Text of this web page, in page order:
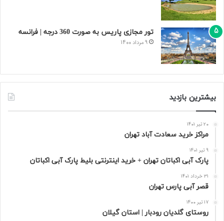
تور مجازی پاریس به صورت 360 درجه | فرانسه
9 مرداد 1400
بیشترین بازدید
20 تیر 1401
مراکز خرید سعادت‌ آباد تهران
9 تیر 1401
پارک آبی اکباتان تهران + خرید اینترنتی بلیط پارک آبی اکباتان
31 خرداد 1401
قصر آبی پارس تهران
17 تیر 1400
روستای گلدیان رودبار | استان گیلان